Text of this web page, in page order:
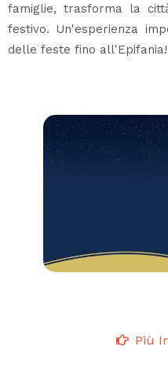
famiglie, trasforma la
festivo. Un'esperienza
delle feste fino all'Epifania!
Più